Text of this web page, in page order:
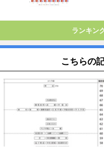
ランキン
こちらの